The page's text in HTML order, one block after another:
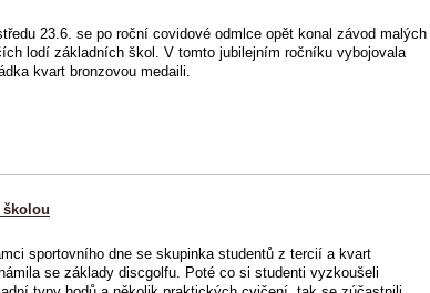
23.6. se po roční covidové odmlce opět konal závod malých
lodí základních škol. V tomto jubilejním ročníku vybojovala
kvart bronzovou medaili.
školou
sportovního dne se skupinka studentů z tercií a kvart
se základy discgolfu. Poté co si studenti vyzkoušeli